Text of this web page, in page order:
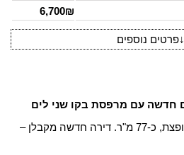
6,700₪
↓פרטים נוספים
דירת 3 חדרים מוארת ומשופצת, כ-77 מ"ר. דירה חדשה מקבלן –